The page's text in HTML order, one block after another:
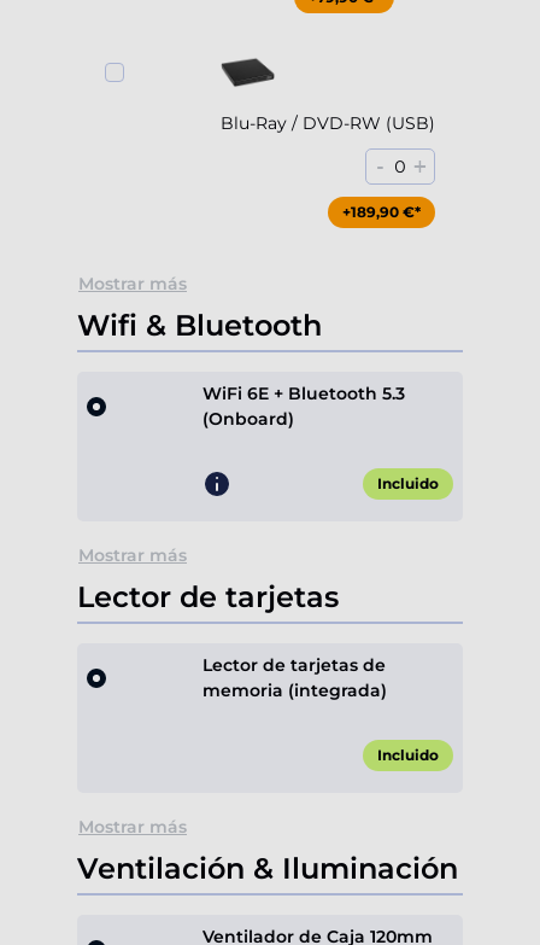
Blu-Ray / DVD-RW (USB)
- 0 +
+189,90 €*
Mostrar más
Wifi & Bluetooth
WiFi 6E + Bluetooth 5.3
(Onboard)
Incluido
Mostrar más
Lector de tarjetas
Lector de tarjetas de
memoria (integrada)
Incluido
Mostrar más
Ventilación & Iluminación
Ventilador de Caja 120mm